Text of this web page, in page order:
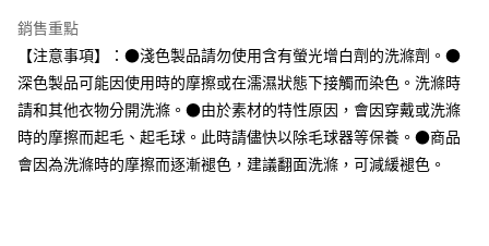
元大商業銀行
玉山商業銀行
星展（台灣）商業銀行
台新國際商業銀行
中國信託商業銀行
台灣樂天信用卡公司
悠遊付
運送方式
全家取貨付款
每筆NT$65，滿NT$1,000(含以上)免運費
銷售重點
【注意事項】：●淺色製品請勿使用含有螢光增白劑的洗滌劑。●
深色製品可能因使用時的摩擦或在濡濕狀態下接觸而染色。洗滌時
請和其他衣物分開洗滌。●由於素材的特性原因，會因穿戴或洗滌
時的摩擦而起毛、起毛球。此時請儘快以除毛球器等保養。●商品
會因為洗滌時的摩擦而逐漸褪色，建議翻面洗滌，可減緩褪色。